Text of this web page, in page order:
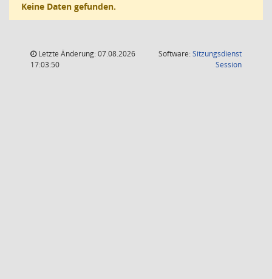
Keine Daten gefunden.
Letzte Änderung: 07.08.2026
17:03:50
Software:Sitzungsdienst
Session(Wird in